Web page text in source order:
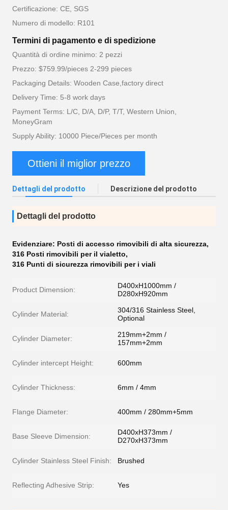
Certificazione: CE, SGS
Numero di modello: R101
Termini di pagamento e di spedizione
Quantità di ordine minimo: 2 pezzi
Prezzo: $759.99/pieces 2-299 pieces
Packaging Details: Wooden Case,factory direct
Delivery Time: 5-8 work days
Payment Terms: L/C, D/A, D/P, T/T, Western Union,
MoneyGram
Supply Ability: 10000 Piece/Pieces per month
Ottieni il miglior prezzo
Dettagli del prodotto Descrizione del prodotto
Dettagli del prodotto
Evidenziare: Posti di accesso rimovibili di alta sicurezza,
316 Posti rimovibili per il vialetto,
316 Punti di sicurezza rimovibili per i viali
Product Dimension:
D400xH1000mm /
D280xH920mm
Cylinder Material:
304/316 Stainless Steel,
Optional
Cylinder Diameter:
219mm+2mm /
157mm+2mm
Cylinder intercept Height: 600mm
Cylinder Thickness: 6mm / 4mm
Flange Diameter: 400mm / 280mm+5mm
Base Sleeve Dimension:
D400xH373mm /
D270xH373mm
Cylinder Stainless Steel Finish: Brushed
Reflecting Adhesive Strip: Yes